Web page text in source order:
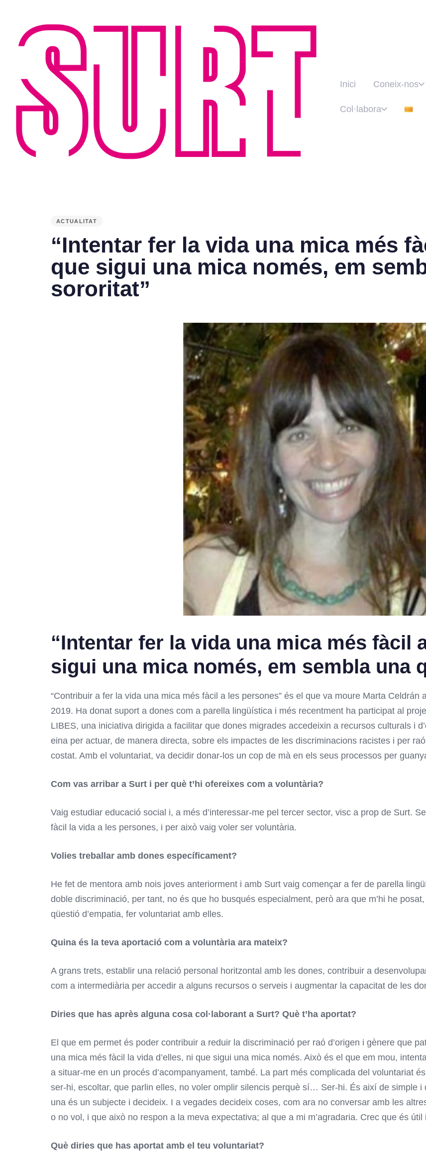
Inici Coneix-nos
Col·labora
ACTUALITAT
“Intentar fer la vida una mica més
que sigui una mica només, em
sororitat”
“Intentar fer la vida una mica més fàcil
sigui una mica només, em sembla una
“Contribuir a fer la vida una mica més fàcil a les persones” és el que va moure Marta
2019. Ha donat suport a dones com a parella lingüística i més recentment ha participat al
LIBES, una iniciativa dirigida a facilitar que dones migrades accedeixin a recursos culturals i
eina per actuar, de manera directa, sobre els impactes de les discriminacions racistes i per
costat. Amb el voluntariat, va decidir donar-los un cop de mà en els seus processos per
Com vas arribar a Surt i per què t’hi ofereixes com a voluntària?
Vaig estudiar educació social i, a més d’interessar-me pel tercer sector, visc a prop de Surt.
fàcil la vida a les persones, i per això vaig voler ser voluntària.
Volies treballar amb dones específicament?
He fet de mentora amb nois joves anteriorment i amb Surt vaig començar a fer de parella
doble discriminació, per tant, no és que ho busqués especialment, però ara que m’hi he
qüestió d’empatia, fer voluntariat amb elles.
Quina és la teva aportació com a voluntària ara mateix?
A grans trets, establir una relació personal horitzontal amb les dones, contribuir a
com a intermediària per accedir a alguns recursos o serveis i augmentar la capacitat de les
Diries que has après alguna cosa col·laborant a Surt? Què t’ha aportat?
El que em permet és poder contribuir a reduir la discriminació per raó d’origen i gènere que
una mica més fàcil la vida d’elles, ni que sigui una mica només. Això és el que em mou,
a situar-me en un procés d’acompanyament, també. La part més complicada del voluntariat
ser-hi, escoltar, que parlin elles, no voler omplir silencis perquè sí… Ser-hi. És així de simple
una és un subjecte i decideix. I a vegades decideix coses, com ara no conversar amb les
o no vol, i que això no respon a la meva expectativa; al que a mi m’agradaria. Crec que és
Què diries que has aportat amb el teu voluntariat?